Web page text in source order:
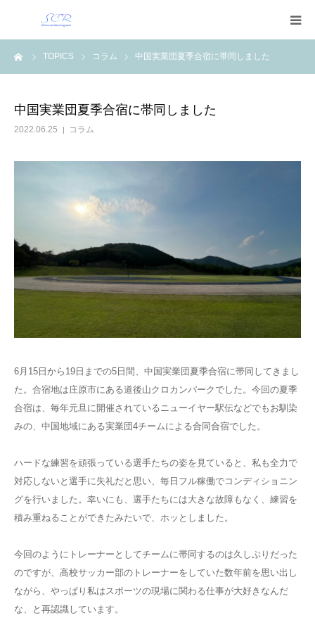
TOPICS コラム 中国実業団夏季合宿に帯同しました
中国実業団夏季合宿に帯同しました
2022.06.25 コラム
6月15日から19日までの5日間、中国実業団夏季合宿に帯同してきまし
た。合宿地は庄原市にある道後山クロカンパークでした。今回の夏季
合宿は、毎年元旦に開催されているニューイヤー駅伝などでもお馴染
みの、中国地域にある実業団4チームによる合同合宿でした。
ハードな練習を頑張っている選手たちの姿を見ていると、私も全力で
対応しないと選手に失礼だと思い、毎日フル稼働でコンディショニン
グを行いました。幸いにも、選手たちには大きな故障もなく、練習を
積み重ねることができたみたいで、ホッとしました。
今回のようにトレーナーとしてチームに帯同するのは久しぶりだった
のですが、高校サッカー部のトレーナーをしていた数年前を思い出し
ながら、やっぱり私はスポーツの現場に関わる仕事が大好きなんだ
な、と再認識しています。
トップ
よくある質問
会社紹介
お問い合わせ